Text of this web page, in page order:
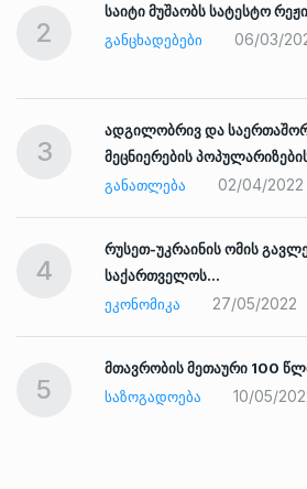
2
საიტი მუშაობს სატესტო
ᲒᲐᲜᲪᲮᲐᲓᲔᲑᲔᲑᲘ
06/03/
3
ადგილობრივ და
მეცნიერების
ᲒᲐᲜᲐᲗᲚᲔᲑᲐ
02/04/2022
4
რუსეთ-უკრაინის ომის
საქართველოს…
ᲔᲙᲝᲜᲝᲛᲘᲙᲐ
27/05/2022
5
მთავრობის მეთაური 100
ᲡᲐᲖᲝᲒᲐᲓᲝᲔᲑᲐ
10/05/